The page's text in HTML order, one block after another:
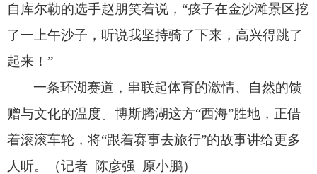
自库尔勒的选手赵朋笑着说， “孩子在金沙滩景区挖
了一上午沙子， 听说我坚持骑了下来， 高兴得跳了
起来！ ”
一条环湖赛道， 串联起体育的激情、 自然的馈
赠与文化的温度。 博斯腾湖这方“西海”胜地， 正借
着滚滚车轮， 将“跟着赛事去旅行”的故事讲给更多
人听。
（记者 陈彦强 原小鹏）